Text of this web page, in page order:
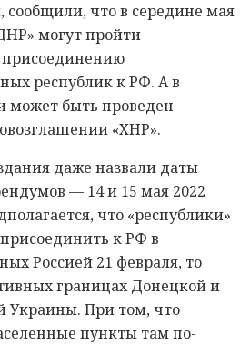
сообщили, что в середине мая
могут пройти
республик к РФ. А в
может быть проведен
«ХНР».
даже назвали даты
— 14 и 15 мая 2022
что «республики»
к РФ в
Россией 21 февраля, то
границах Донецкой и
Украины. При том, что
пункты там по-